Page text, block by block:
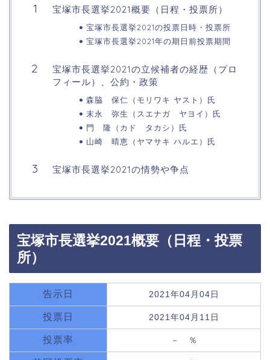
宝塚市長選挙2021概要（日程・投票所）
宝塚市長選挙2021の投票日時・投票所
宝塚市長選挙2021年の期日前投票期間
宝塚市長選挙2021の立候補者の経歴（プロ
フィール）、公約・政策
森脇 保仁（モリワキ ヤスト）氏
末永 弥生（スエナガ ヤヨイ）氏
門 隆（カド タカシ）氏
山崎 晴恵（ヤマサキ ハルエ）氏
宝塚市長選挙2021の情勢や争点
宝塚市長選挙2021概要（日程・投票
所）
告示日 2021年04月04日
投票日 2021年04月11日
投票率 － ％